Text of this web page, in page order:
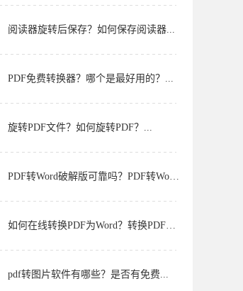
阅读器旋转后保存？如何保存阅读器...
PDF免费转换器？哪个是最好用的？...
旋转PDF文件？如何旋转PDF？...
PDF转Word破解版可靠吗？PDF转Word...
如何在线转换PDF为Word？转换PDF为...
pdf转图片软件有哪些？是否有免费...